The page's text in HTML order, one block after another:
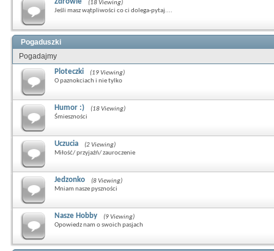
(18 Viewing)
Jeśli masz wątpliwości co ci dolega-pytaj....
Pogaduszki
Pogadajmy
Ploteczki
(19 Viewing)
O paznokciach i nie tylko
Humor :)
(18 Viewing)
Śmieszności
Uczucia
(2 Viewing)
Miłość/ przyjaźń/ zauroczenie
Jedzonko
(8 Viewing)
Mniam nasze pyszności
Nasze Hobby
(9 Viewing)
Opowiedz nam o swoich pasjach